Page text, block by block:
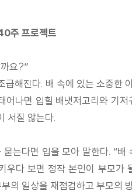
주 프로젝트
요?”
해진다. 배 속에 있는 소중
나면 입힐 배냇저고리와 기
서질 않는다.
는다면 입을 모아 말한다. “
우다 보면 정작 본인이 부모
의 일상을 재점검하고 부모의